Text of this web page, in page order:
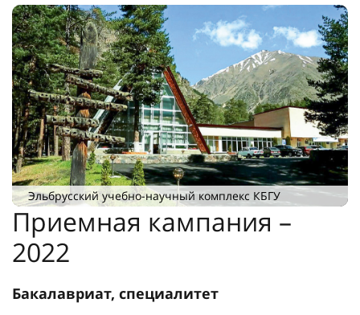
Эльбрусский учебно-научный комплекс КБГУ
Приемная кампания –
2022
Бакалавриат, специалитет